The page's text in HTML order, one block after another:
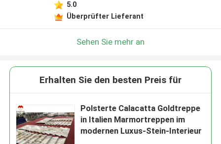
5.0
Überprüfter Lieferant
Sehen Sie mehr an
Erhalten Sie den besten Preis für
Polsterte Calacatta Goldtreppe
in Italien Marmortreppen im
modernen Luxus-Stein-Interieur